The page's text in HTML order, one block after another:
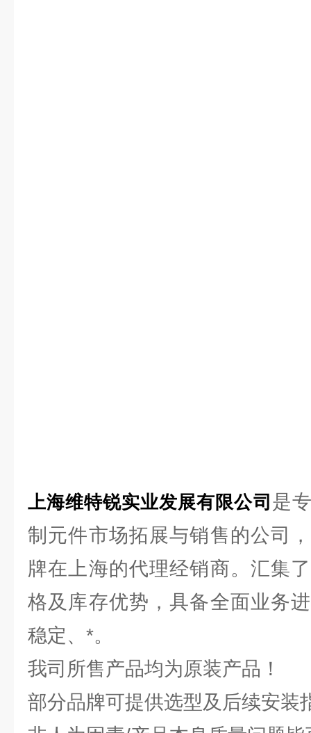
上海维特锐实业发展有限公司 是
制元件市场拓展与销售的公司
牌在上海的代理经销商。汇集
格及库存优势，具备全面业务
稳定、*。
我司所售产品均为原装产品！
部分品牌可提供选型及后续安装